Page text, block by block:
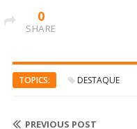
0
SHARE
TOPICS: DESTAQUE
PREVIOUS POST